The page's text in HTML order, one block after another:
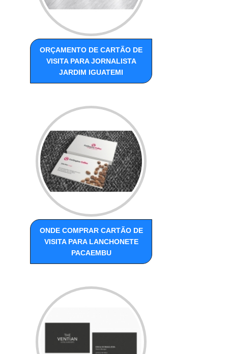
ORÇAMENTO DE CARTÃO DE
VISITA PARA JORNALISTA
JARDIM IGUATEMI
ONDE COMPRAR CARTÃO DE
VISITA PARA LANCHONETE
PACAEMBU